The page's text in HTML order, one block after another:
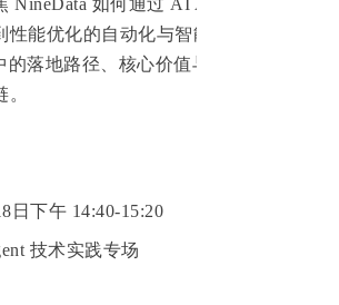
NineData 如何通过 AI Agent 技术重塑
性能优化的自动化与智能化。结合真实
的落地路径、核心价值与最佳实践，为
日下午 14:40-15:20
技术实践专场